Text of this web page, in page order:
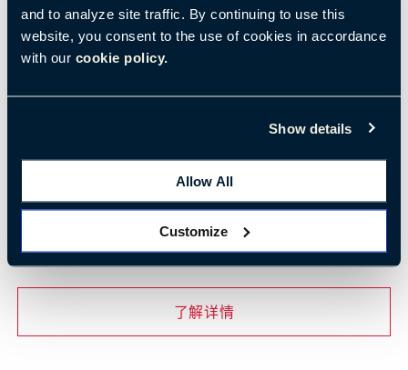
and to analyze site traffic. By continuing to use this
website, you consent to the use of cookies in accordance
with our cookie policy.
Show details
Allow All
Customize
Justin Beitzel深谙可持续农业与设计的交汇点。他
在尝试多种材料和工艺的过程中迸发出创意灵
感。
了解详情